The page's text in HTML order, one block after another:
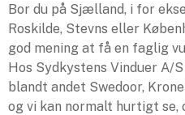
Bor du på Sjælland, i for
Roskilde, Stevns eller
god mening at få en faglig
Hos Sydkystens Vinduer A/
blandt andet Swedoor,
og vi kan normalt hurtigt se,